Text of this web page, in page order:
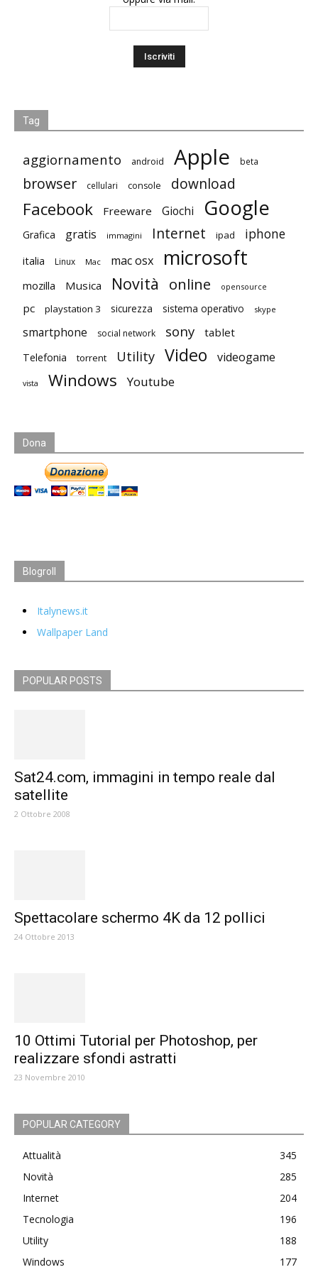
Tag
aggiornamento android Apple beta
browser cellulari console download
Facebook Freeware Giochi Google
Grafica gratis immagini Internet ipad iphone
italia Linux Mac mac osx microsoft
mozilla Musica Novità online opensource
pc playstation 3 sicurezza sistema operativo skype
smartphone social network sony tablet
Telefonia torrent Utility Video videogame
vista Windows Youtube
Dona
Blogroll
Italynews.it
Wallpaper Land
POPULAR POSTS
Sat24.com, immagini in tempo reale dal
satellite
2 Ottobre 2008
Spettacolare schermo 4K da 12 pollici
24 Ottobre 2013
10 Ottimi Tutorial per Photoshop, per
realizzare sfondi astratti
23 Novembre 2010
POPULAR CATEGORY
Attualità
345
Novità
285
Internet
204
Tecnologia
196
Utility
188
Windows
177